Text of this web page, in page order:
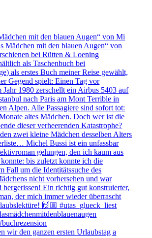
mit den blauen Augen“ von Mi
wir den ganzen ersten Urlaubstag a